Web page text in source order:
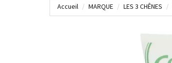
Accueil MARQUE LES 3 CHÊNES